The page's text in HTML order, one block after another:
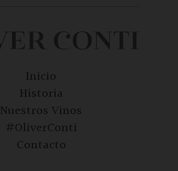
Inicio
Historia
Nuestros Vinos
#OliverConti
Contacto